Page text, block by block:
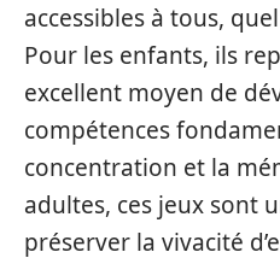
accessibles à tous,
Pour les enfants, ils
excellent moyen de
compétences
concentration et la
adultes, ces jeux sont
préserver la vivacité